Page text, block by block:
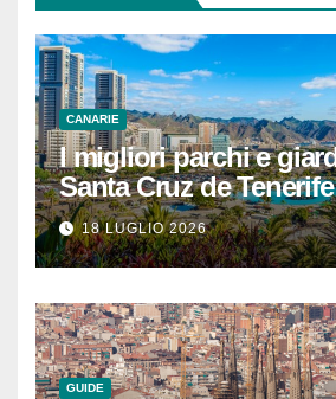
CANARIE
I migliori parchi e
Santa Cruz de
rilassarsi
18 LUGLIO 2026
GUIDE